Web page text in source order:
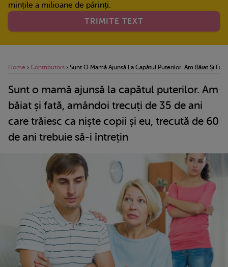
mințile a milioane de părinți.
TRIMITE TEXT
Home › Contributors › Sunt O Mamă Ajunsă La Capătul Puterilor. Am Băiat Și
Sunt o mamă ajunsă la capătul puterilor. Am
băiat și fată, amândoi trecuți de 35 de ani
care trăiesc ca niște copii și eu, trecută de 60
de ani trebuie să-i întrețin